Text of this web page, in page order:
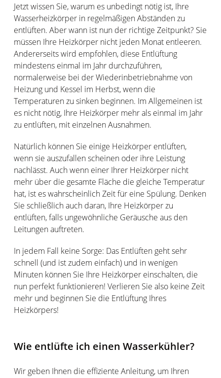
Jetzt wissen Sie, warum es unbedingt nötig ist, Ihre
Wasserheizkörper in regelmäßigen Abständen zu
entlüften. Aber wann ist nun der richtige Zeitpunkt? Sie
müssen Ihre Heizkörper nicht jeden Monat entleeren.
Andererseits wird empfohlen, diese Entlüftung
mindestens einmal im Jahr durchzuführen,
normalerweise bei der Wiederinbetriebnahme von
Heizung und Kessel im Herbst, wenn die
Temperaturen zu sinken beginnen. Im Allgemeinen ist
es nicht nötig, Ihre Heizkörper mehr als einmal im Jahr
zu entlüften, mit einzelnen Ausnahmen.
Natürlich können Sie einige Heizkörper entlüften,
wenn sie auszufallen scheinen oder ihre Leistung
nachlässt. Auch wenn einer Ihrer Heizkörper nicht
mehr über die gesamte Fläche die gleiche Temperatur
hat, ist es wahrscheinlich Zeit für eine Spülung. Denken
Sie schließlich auch daran, Ihre Heizkörper zu
entlüften, falls ungewöhnliche Geräusche aus den
Leitungen auftreten.
In jedem Fall keine Sorge: Das Entlüften geht sehr
schnell (und ist zudem einfach) und in wenigen
Minuten können Sie Ihre Heizkörper einschalten, die
nun perfekt funktionieren! Verlieren Sie also keine Zeit
mehr und beginnen Sie die Entlüftung Ihres
Heizkörpers!
Wie entlüfte ich einen Wasserkühler?
Wir geben Ihnen die effiziente Anleitung, um Ihren